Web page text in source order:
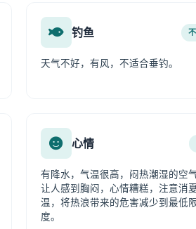
钓鱼
天气不好，有风，不适合垂钓。
心情
有降水，气温很高，闷热潮湿的空
让人感到胸闷，心情糟糕，注意消
温，将热浪带来的危害减少到最低
度。